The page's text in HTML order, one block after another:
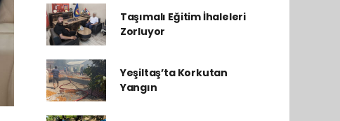
Taşımalı Eğitim İhaleleri
Zorluyor
Yeşiltaş’ta Korkutan
Yangın